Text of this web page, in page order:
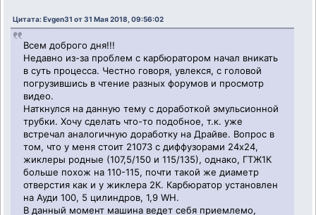
Цитата: Evgen31 от 31 Мая 2018, 09:56:02
Всем доброго дня!!!
Недавно из-за проблем с карбюратором начал вникать
в суть процесса. Честно говоря, увлекся, с головой
погрузившись в чтение разных форумов и просмотр
видео.
Наткнулся на данную тему с доработкой эмульсионной
трубки. Хочу сделать что-то подобное, т.к. уже
встречал аналогичную доработку на Драйве. Вопрос в
том, что у меня стоит 21073 с диффузорами 24х24,
жиклеры родные (107,5/150 и 115/135), однако, ГТЖ1К
больше похож на 110-115, почти такой же диаметр
отверстия как и у жиклера 2К. Карбюратор установлен
на Ауди 100, 5 цилиндров, 1,9 WH.
В данный момент машина ведет себя приемлемо,